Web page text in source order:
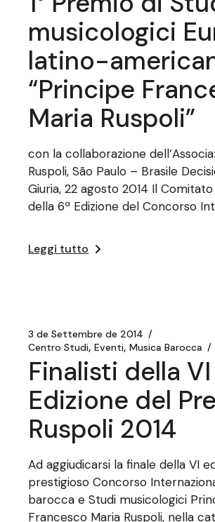
musicologici
latino-
“Principe
Maria Ruspoli”
con la collaborazione
Ruspoli, São Paulo – Brasile
Giuria, 22 agosto 2014 Il
della 6ª Edizione del Concorso
Leggi tutto
3 de Settembre de 2014
Centro Studi Eventi Musica Barocca
Finalisti della VI
Edizione del
Ruspoli 2014
Ad aggiudicarsi la finale della VI
prestigioso Concorso
barocca e Studi musicologici
Francesco Maria Ruspoli, nella